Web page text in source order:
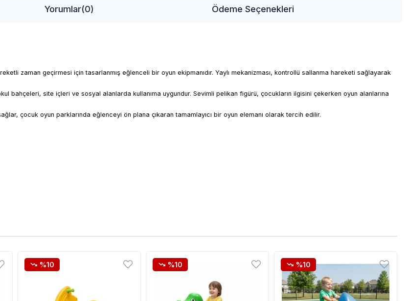
Yorumlar(0) Ödeme Seçenekleri
zaman geçirmesi için tasarlanmış eğlenceli bir oyun ekipmanıdır. Yaylı mekanizması, kontrollü sallanma hareketi sağlayarak
bahçeleri, site içleri ve sosyal alanlarda kullanıma uygundur. Sevimli pelikan figürü, çocukların ilgisini çekerken oyun alanlarına
çocuk oyun parklarında eğlenceyi ön plana çıkaran tamamlayıcı bir oyun elemanı olarak tercih edilir.
%10 %10 %10